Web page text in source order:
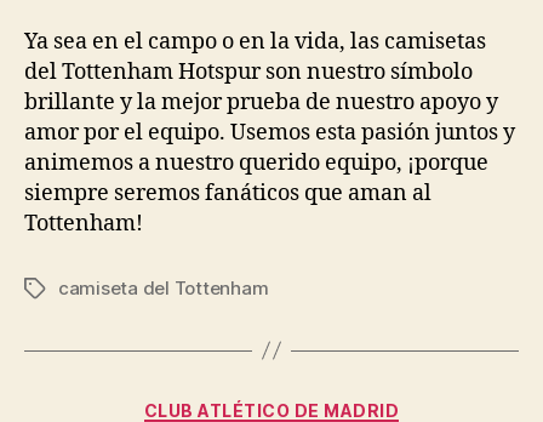
Ya sea en el campo o en la vida, las camisetas
del Tottenham Hotspur son nuestro símbolo
brillante y la mejor prueba de nuestro apoyo y
amor por el equipo. Usemos esta pasión juntos y
animemos a nuestro querido equipo, ¡porque
siempre seremos fanáticos que aman al
Tottenham!
Etiquetas
camiseta del Tottenham
Categorías
CLUB ATLÉTICO DE MADRID